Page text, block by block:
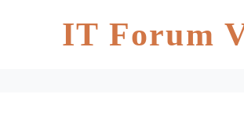
IT Forum